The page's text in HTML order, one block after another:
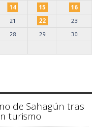
14 15
16
21 22
23
28 29
30
de Sahagún tras
turismo